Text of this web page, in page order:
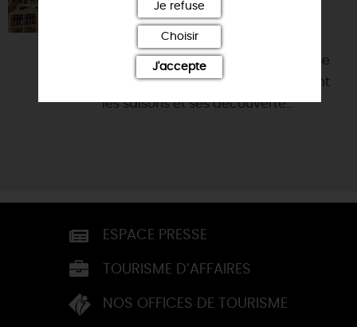
45000 - ORLEANS
Depuis 2001, Sabine Brochard
Sommelière & Caviste vous propose
des thématiques différentes suivant
les saisons et ses découverte...
ESPACE PRESSE
TOURISME D’AFFAIRES
NOS OFFICES DE TOURISME
Je refuse
Choisir
J'accepte